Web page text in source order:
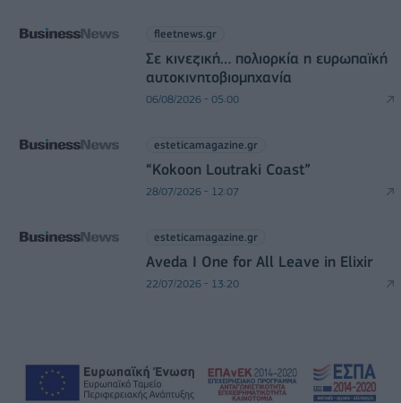
fleetnews.gr
Σε κινεζική… πολιορκία η ευρωπαϊκή
αυτοκινητοβιομηχανία
06/08/2026 - 05:00
esteticamagazine.gr
“Kokoon Loutraki Coast”
28/07/2026 - 12:07
esteticamagazine.gr
Aveda I One for All Leave in Elixir
22/07/2026 - 13:20